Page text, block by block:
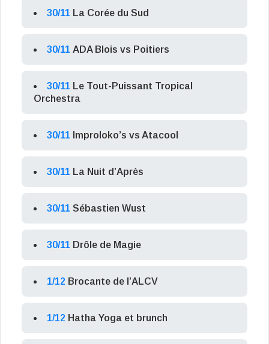
30/11 La Corée du Sud
30/11 ADA Blois vs Poitiers
30/11 Le Tout-Puissant Tropical
Orchestra
30/11 Improloko’s vs Atacool
30/11 La Nuit d’Après
30/11 Sébastien Wust
30/11 Drôle de Magie
1/12 Brocante de l’ALCV
1/12 Hatha Yoga et brunch